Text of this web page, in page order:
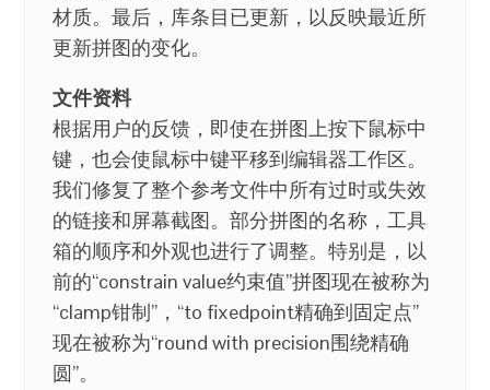
材质。最后，库条目已更新，以反映最近所
更新拼图的变化。
文件资料
根据用户的反馈，即使在拼图上按下鼠标中
键，也会使鼠标中键平移到编辑器工作区。
我们修复了整个参考文件中所有过时或失效
的链接和屏幕截图。部分拼图的名称，工具
箱的顺序和外观也进行了调整。特别是，以
前的“constrain value约束值”拼图现在被称为
“clamp钳制”，“to fixedpoint精确到固定点”
现在被称为“round with precision围绕精确
圆”。